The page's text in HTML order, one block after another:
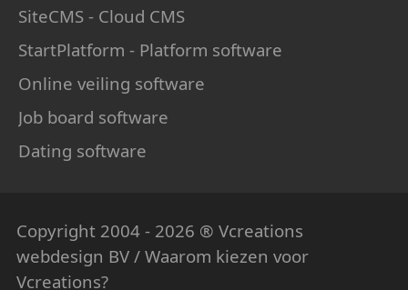
SiteCMS - Cloud CMS
StartPlatform - Platform software
Online veiling software
Job board software
Dating software
Copyright 2004 - 2026 ® Vcreations
webdesign BV / Waarom kiezen voor
Vcreations?